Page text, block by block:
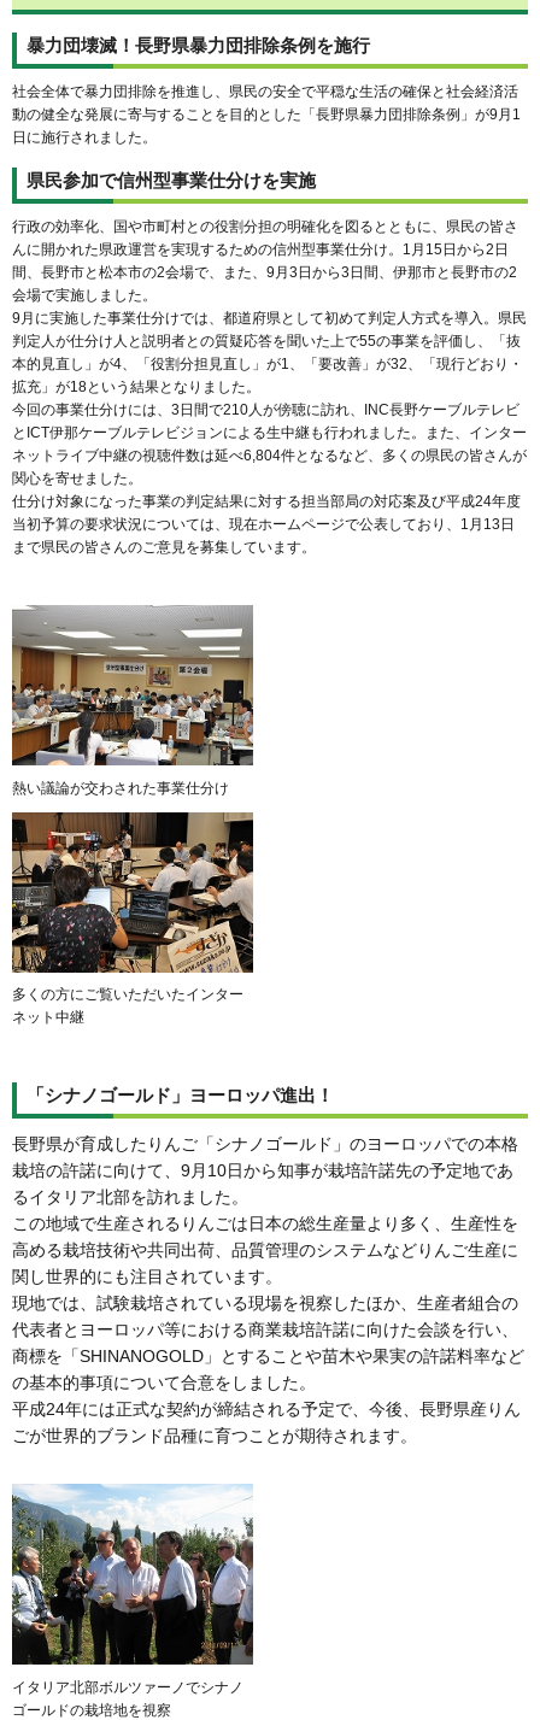
暴力団壊滅！長野県暴力団排除条例を施行
社会全体で暴力団排除を推進し、県民の安全で平穏な生活の確保と社会経済活
動の健全な発展に寄与することを目的とした「長野県暴力団排除条例」が9月1
日に施行されました。
県民参加で信州型事業仕分けを実施
行政の効率化、国や市町村との役割分担の明確化を図るとともに、県民の皆さ
んに開かれた県政運営を実現するための信州型事業仕分け。1月15日から2日
間、長野市と松本市の2会場で、また、9月3日から3日間、伊那市と長野市の2
会場で実施しました。
9月に実施した事業仕分けでは、都道府県として初めて判定人方式を導入。県民
判定人が仕分け人と説明者との質疑応答を聞いた上で55の事業を評価し、「抜
本的見直し」が4、「役割分担見直し」が1、「要改善」が32、「現行どおり・
拡充」が18という結果となりました。
今回の事業仕分けには、3日間で210人が傍聴に訪れ、INC長野ケーブルテレビ
とICT伊那ケーブルテレビジョンによる生中継も行われました。また、インター
ネットライブ中継の視聴件数は延べ6,804件となるなど、多くの県民の皆さんが
関心を寄せました。
仕分け対象になった事業の判定結果に対する担当部局の対応案及び平成24年度
当初予算の要求状況については、現在ホームページで公表しており、1月13日
まで県民の皆さんのご意見を募集しています。
熱い議論が交わされた事業仕分け
多くの方にご覧いただいたインター
ネット中継
「シナノゴールド」ヨーロッパ進出！
長野県が育成したりんご「シナノゴールド」のヨーロッパでの本格
栽培の許諾に向けて、9月10日から知事が栽培許諾先の予定地であ
るイタリア北部を訪れました。
この地域で生産されるりんごは日本の総生産量より多く、生産性を
高める栽培技術や共同出荷、品質管理のシステムなどりんご生産に
関し世界的にも注目されています。
現地では、試験栽培されている現場を視察したほか、生産者組合の
代表者とヨーロッパ等における商業栽培許諾に向けた会談を行い、
商標を「SHINANOGOLD」とすることや苗木や果実の許諾料率など
の基本的事項について合意をしました。
平成24年には正式な契約が締結される予定で、今後、長野県産りん
ごが世界的ブランド品種に育つことが期待されます。
イタリア北部ボルツァーノでシナノ
ゴールドの栽培地を視察